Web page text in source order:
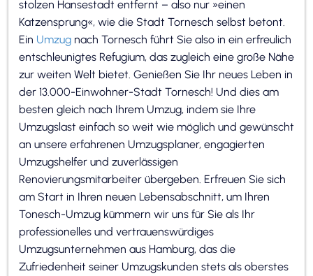
stolzen Hansestadt entfernt – also nur »einen
Katzensprung«, wie die Stadt Tornesch selbst betont.
Ein Umzug nach Tornesch führt Sie also in ein erfreulich
entschleunigtes Refugium, das zugleich eine große Nähe
zur weiten Welt bietet. Genießen Sie Ihr neues Leben in
der 13.000-Einwohner-Stadt Tornesch! Und dies am
besten gleich nach Ihrem Umzug, indem sie Ihre
Umzugslast einfach so weit wie möglich und gewünscht
an unsere erfahrenen Umzugsplaner, engagierten
Umzugshelfer und zuverlässigen
Renovierungsmitarbeiter übergeben. Erfreuen Sie sich
am Start in Ihren neuen Lebensabschnitt, um Ihren
Tonesch-Umzug kümmern wir uns für Sie als Ihr
professionelles und vertrauenswürdiges
Umzugsunternehmen aus Hamburg, das die
Zufriedenheit seiner Umzugskunden stets als oberstes